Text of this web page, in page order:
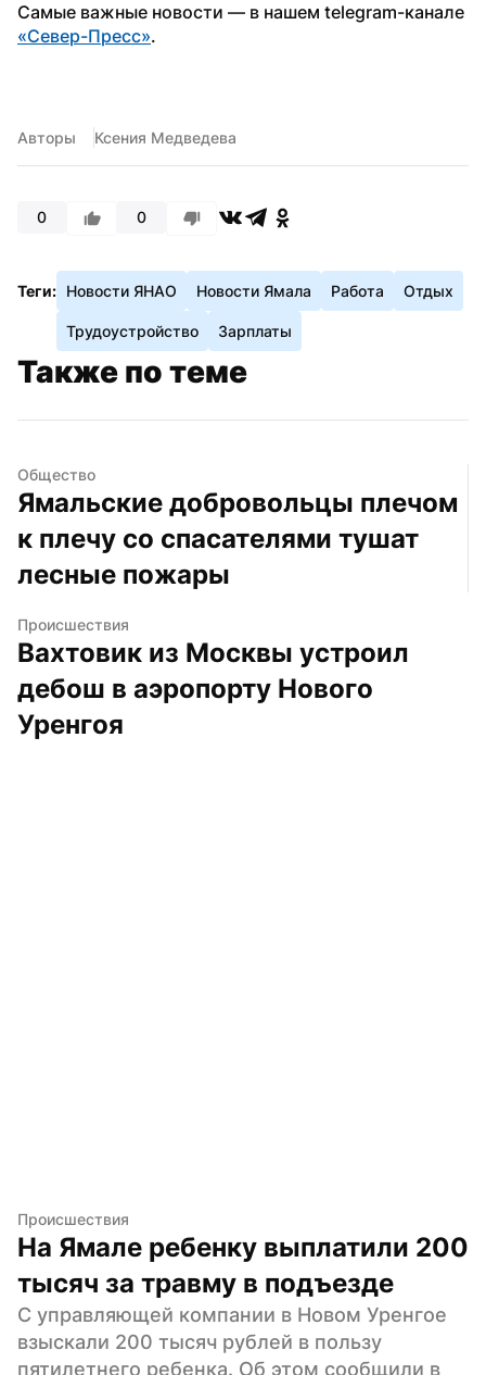
«Север-Пресс».
Авторы Ксения Медведева
0 0
Теги: Новости ЯНАО Новости Ямала Работа Отдых
Трудоустройство Зарплаты
Также по теме
Общество
Ямальские добровольцы плечом
к плечу со спасателями тушат
лесные пожары
Происшествия
Вахтовик из Москвы устроил
дебош в аэропорту Нового
Уренгоя
Происшествия
На Ямале ребенку выплатили 200
тысяч за травму в подъезде
С управляющей компании в Новом Уренгое
взыскали 200 тысяч рублей в пользу
пятилетнего ребенка. Об этом сообщили в